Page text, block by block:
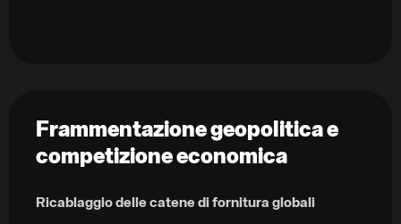
Frammentazione geopolitica e
competizione economica
Ricablaggio delle catene di fornitura globali